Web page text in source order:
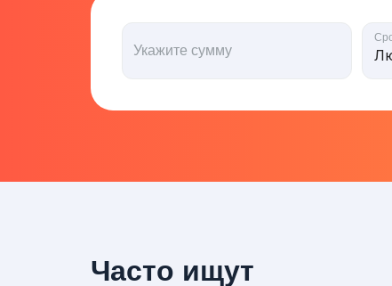
Укажите сумму
Часто ищут